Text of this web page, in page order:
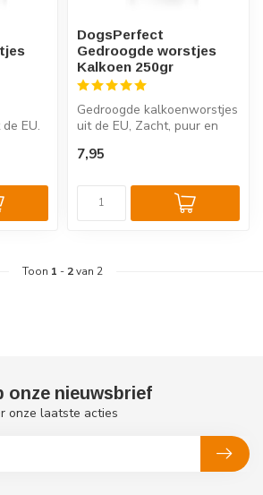
EU.
DogsPerfect
Gedroogde worstjes
Kalkoen 250gr
Gedroogde kalkoenworstjes
uit de EU, Zacht, puur en
...
7,95
Toon 1 - 2van 2
onze nieuwsbrief
onze laatste acties